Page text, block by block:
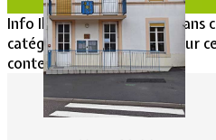
Info Il n'y a aucun article dans
catégories sont affichées sur
contenir des articles.